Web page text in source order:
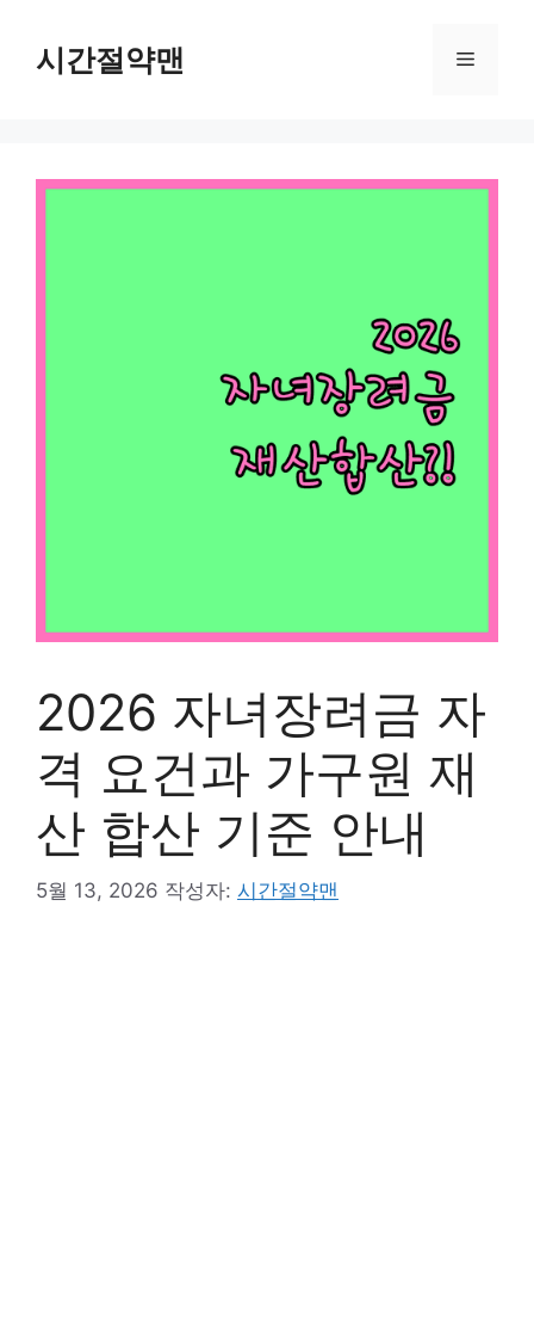
시간절약맨 메
2026 자녀장려금 자
격 요건과 가구원 재
산 합산 기준 안내
5월 13, 2026 작성자: 시간절약맨